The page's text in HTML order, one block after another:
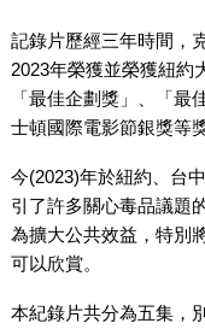
記錄片歷經三年時間，
2023年榮獲並榮獲紐約
「最佳企劃獎」、「
士頓國際電影節銀獎等獎
今(2023)年於紐約、台
引了許多關心毒品議題
為擴大公共效益，特別
可以欣賞。
本紀錄片共分為五集，